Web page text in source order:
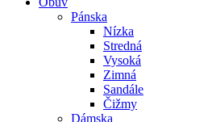
Pánska
Nízka
Stredná
Vysoká
Zimná
Sandále
Čižmy
Dámska